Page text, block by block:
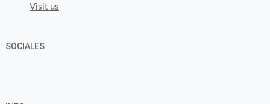
Visit us
SOCIALES